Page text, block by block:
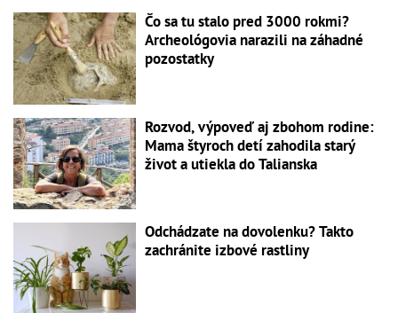
Čo sa tu stalo pred 3000 rokmi?
Archeológovia narazili na záhadné
pozostatky
Rozvod, výpoveď aj zbohom rodine:
Mama štyroch detí zahodila starý
život a utiekla do Talianska
Odchádzate na dovolenku? Takto
zachránite izbové rastliny